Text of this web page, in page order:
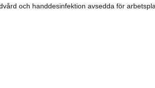
och handdesinfektion avsedda för